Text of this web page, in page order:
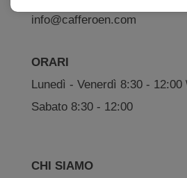
info@cafferoen.com
ORARI
Lunedì - Venerdì 8:30 - 12:00
Sabato 8:30 - 12:00
CHI SIAMO